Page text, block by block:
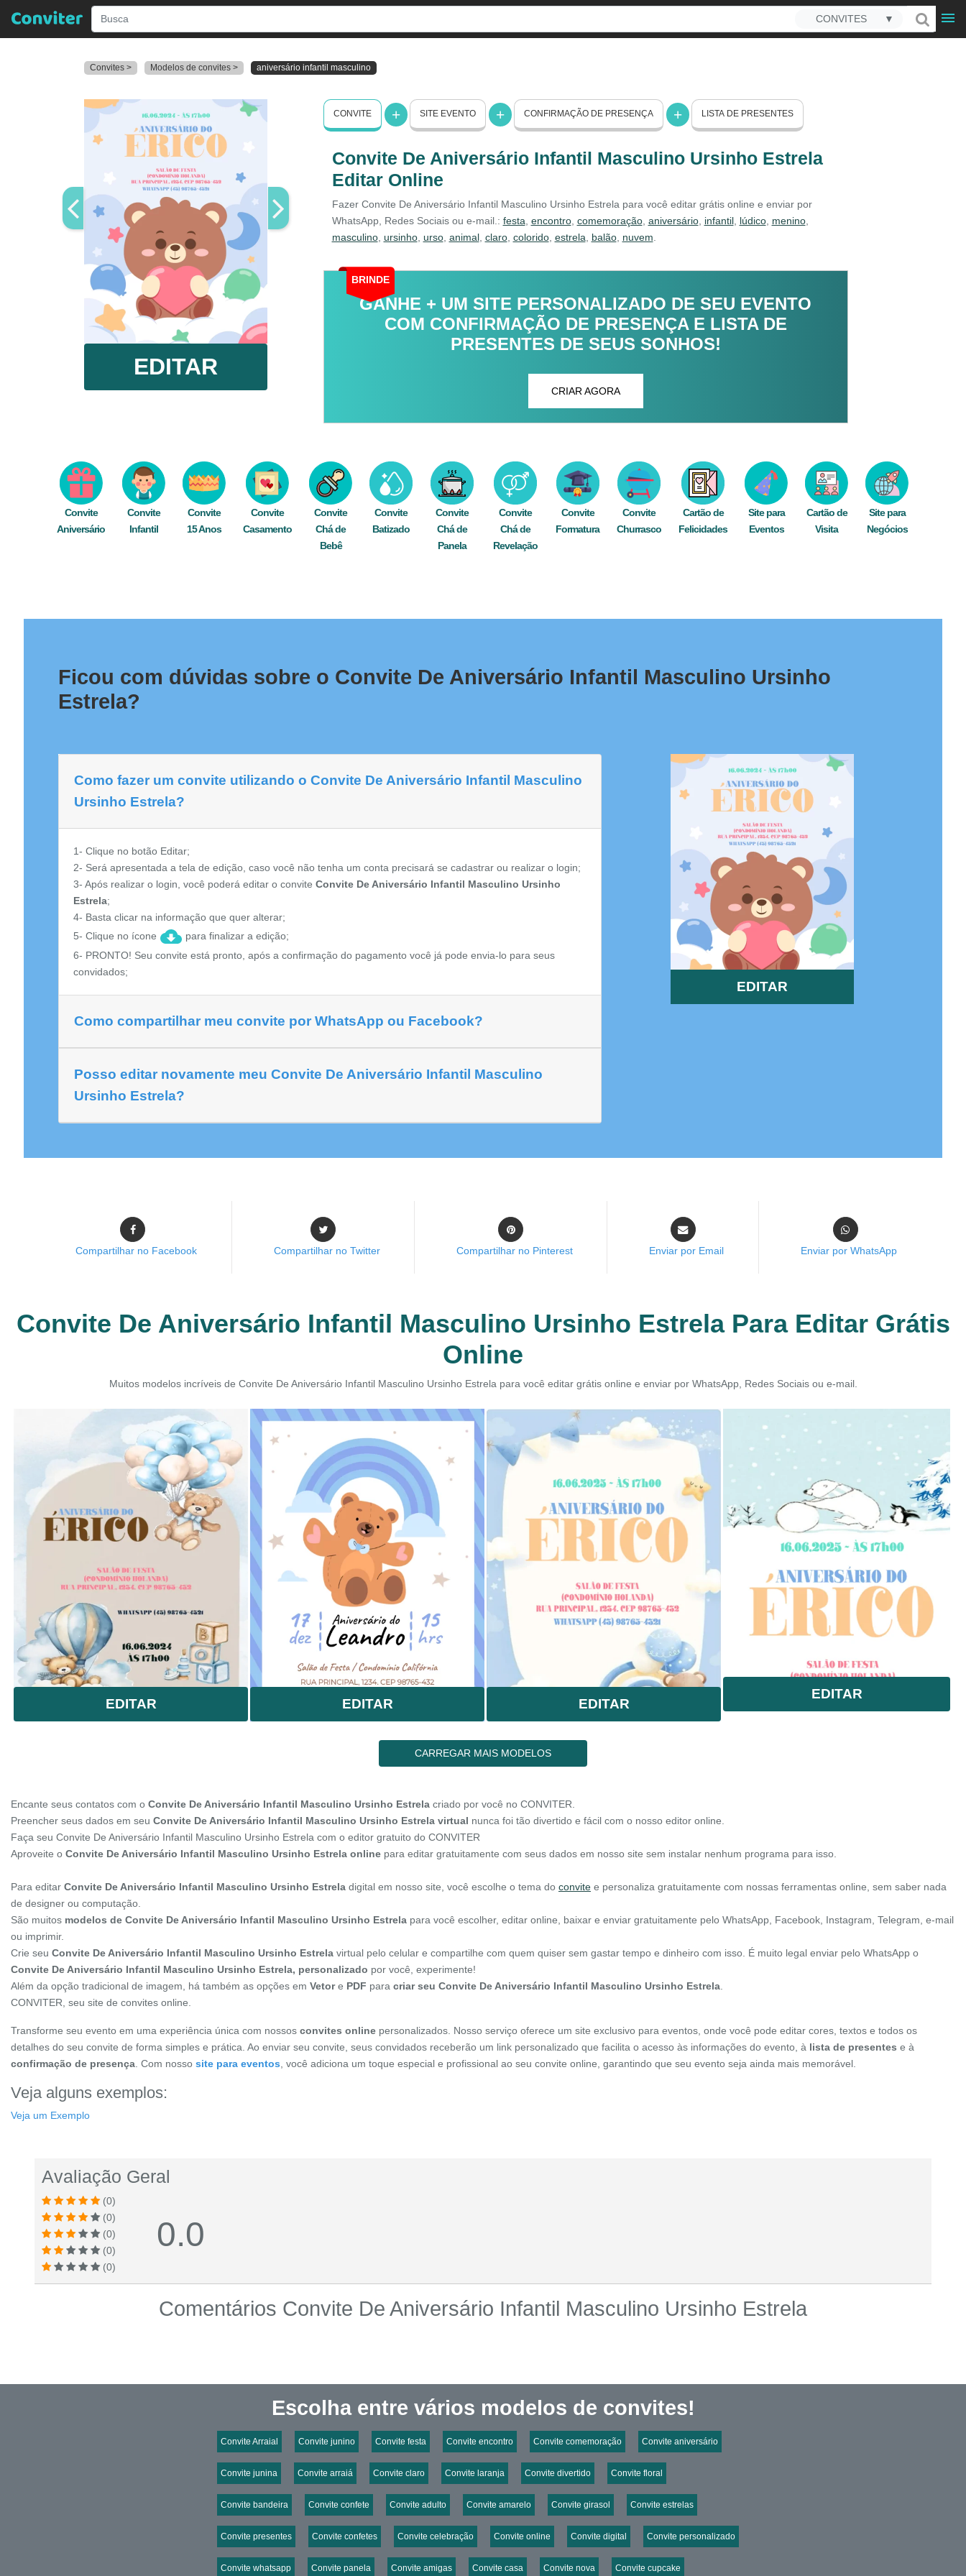
CONVITES ▼
Convites > Modelos de convites > aniversário infantil masculino
EDITAR
CONVITE SITE EVENTO CONFIRMAÇÃO DE PRESENÇA LISTA DE PRESENTES
Convite De Aniversário Infantil Masculino Ursinho Estrela
Editar Online
Fazer Convite De Aniversário Infantil Masculino Ursinho Estrela para você editar grátis online e enviar por
WhatsApp, Redes Sociais ou e-mail.: festa encontro, comemoração, aniversário, infantil, lúdico, menino,
masculino, ursinho, urso, animal, claro, colorido, estrela balão, nuvem
BRINDE
GANHE + UM SITE PERSONALIZADO DE SEU EVENTO
COM CONFIRMAÇÃO DE PRESENÇA E LISTA DE
PRESENTES DE SEUS SONHOS!
CRIAR AGORA
Convite
Aniversário
Convite
Infantil
Convite
15 Anos
Convite
Casamento
Convite
Chá de
Bebê
Convite
Batizado
Convite
Chá de
Panela
Convite
Chá de
Revelação
Convite
Formatura
Convite
Churrasco
Cartão de
Felicidades
Site para
Eventos
Cartão de
Visita
Site para
Negócios
Ficou com dúvidas sobre o Convite De Aniversário Infantil Masculino Ursinho
Estrela?
Como fazer um convite utilizando o Convite De Aniversário Infantil Masculino
Ursinho Estrela?
1- Clique no botão Editar;
2- Será apresentada a tela de edição, caso você não tenha um conta precisará se cadastrar ou realizar o login;
3- Após realizar o login, você poderá editar o convite Convite De Aniversário Infantil Masculino Ursinho
Estrela;
4- Basta clicar na informação que quer alterar;
5- Clique no ícone
para finalizar a edição;
6- PRONTO! Seu convite está pronto, após a confirmação do pagamento você já pode envia-lo para seus
convidados;
Como compartilhar meu convite por WhatsApp ou Facebook?
Posso editar novamente meu Convite De Aniversário Infantil Masculino
Ursinho Estrela?
EDITAR
Compartilhar no Facebook Compartilhar no Twitter Compartilhar no Pinterest Enviar por Email Enviar por WhatsApp
Convite De Aniversário Infantil Masculino Ursinho Estrela Para Editar Grátis
Online
Muitos modelos incríveis de Convite De Aniversário Infantil Masculino Ursinho Estrela para você editar grátis online e enviar por WhatsApp, Redes Sociais ou e-mail.
EDITAR EDITAR EDITAR
EDITAR
CARREGAR MAIS MODELOS
Encante seus contatos com o Convite De Aniversário Infantil Masculino Ursinho Estrela criado por você no CONVITER.
Preencher seus dados em seu Convite De Aniversário Infantil Masculino Ursinho Estrela virtual nunca foi tão divertido e fácil com o nosso editor online.
Faça seu Convite De Aniversário Infantil Masculino Ursinho Estrela com o editor gratuito do CONVITER
Aproveite o Convite De Aniversário Infantil Masculino Ursinho Estrela online para editar gratuitamente com seus dados em nosso site sem instalar nenhum programa para isso.
Para editar Convite De Aniversário Infantil Masculino Ursinho Estrela digital em nosso site, você escolhe o tema do convite e personaliza gratuitamente com nossas ferramentas online, sem saber nada
de designer ou computação.
São muitos modelos de Convite De Aniversário Infantil Masculino Ursinho Estrela para você escolher, editar online, baixar e enviar gratuitamente pelo WhatsApp, Facebook, Instagram, Telegram, e-mail
ou imprimir.
Crie seu Convite De Aniversário Infantil Masculino Ursinho Estrela virtual pelo celular e compartilhe com quem quiser sem gastar tempo e dinheiro com isso. É muito legal enviar pelo WhatsApp o
Convite De Aniversário Infantil Masculino Ursinho Estrela, personalizado por você, experimente!
Além da opção tradicional de imagem, há também as opções em Vetore PDF para criar seu Convite De Aniversário Infantil Masculino Ursinho Estrela
CONVITER, seu site de convites online.
Transforme seu evento em uma experiência única com nossos convites online personalizados. Nosso serviço oferece um site exclusivo para eventos, onde você pode editar cores, textos e todos os
detalhes do seu convite de forma simples e prática. Ao enviar seu convite, seus convidados receberão um link personalizado que facilita o acesso às informações do evento, à lista de presentes e à
confirmação de presença . Com nosso site para eventos , você adiciona um toque especial e profissional ao seu convite online, garantindo que seu evento seja ainda mais memorável.
Veja alguns exemplos:
Veja um Exemplo
Avaliação Geral
(0)
(0)
(0)
(0)
(0)
0.0
Comentários Convite De Aniversário Infantil Masculino Ursinho Estrela
Escolha entre vários modelos de convites!
Convite Arraial Convite junino Convite festa Convite encontro Convite comemoração Convite aniversário
Convite junina Convite arraiá Convite claro Convite laranja Convite divertido Convite floral
Convite bandeira Convite confete Convite adulto Convite amarelo Convite girasol Convite estrelas
Convite presentes Convite confetes Convite celebração Convite online Convite digital Convite personalizado
Convite whatsapp Convite panela Convite amigas Convite casa Convite nova Convite cupcake